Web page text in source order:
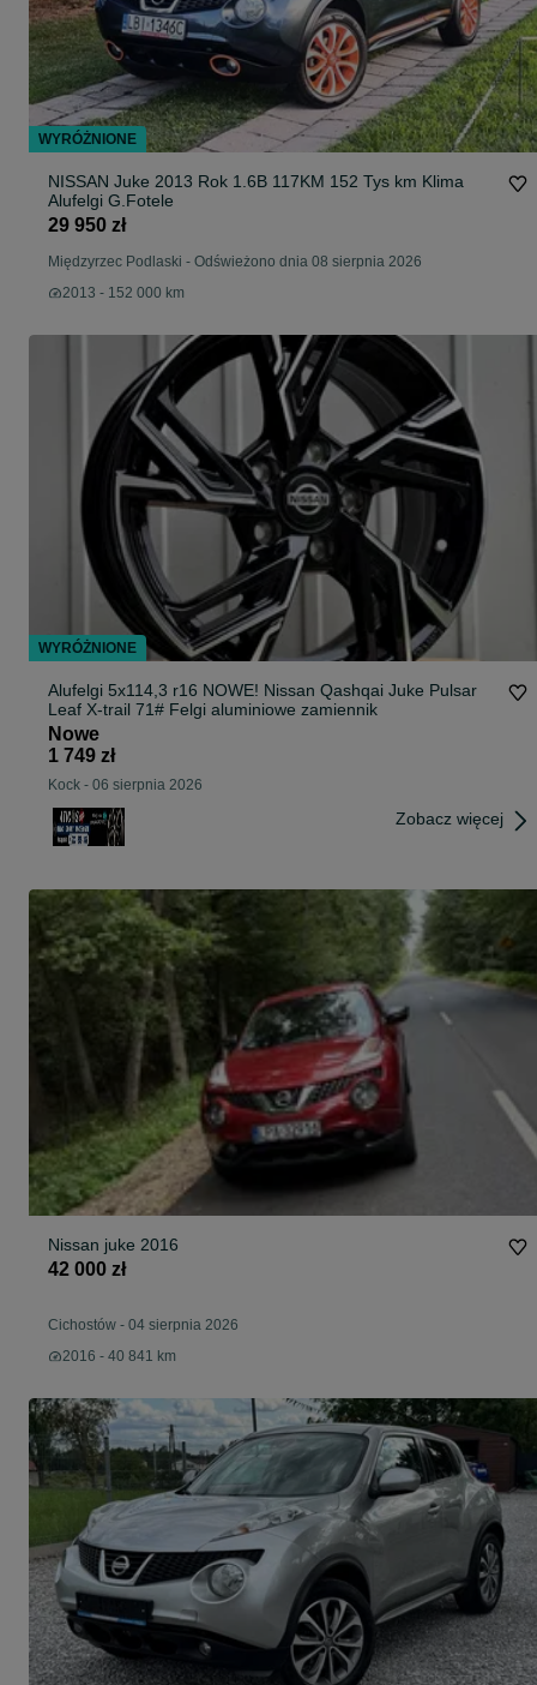
NISSAN Juke 2013 Rok 1.6B 117KM 152 Tys km Klima
Alufelgi G.Fotele
29 950 zł
Międzyrzec Podlaski - Odświeżono dnia 08 sierpnia 2026
2013 - 152 000 km
Alufelgi 5x114,3 r16 NOWE! Nissan Qashqai Juke Pulsar
Leaf X-trail 71# Felgi aluminiowe zamiennik
Nowe
1 749 zł
Kock - 06 sierpnia 2026
Zobacz więcej
Nissan juke 2016
42 000 zł
Cichostów - 04 sierpnia 2026
2016 - 40 841 km
WYRÓŻNIONE
WYRÓŻNIONE